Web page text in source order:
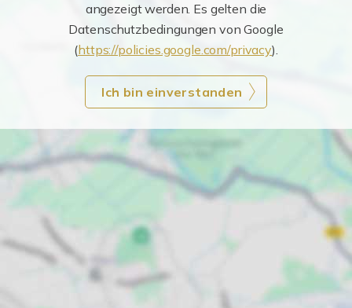
angezeigt werden. Es gelten die
Datenschutzbedingungen von Google
(https://policies.google.com/privacy).
Ich bin einverstanden